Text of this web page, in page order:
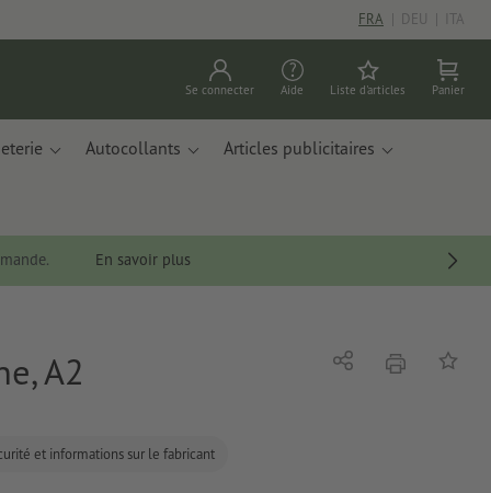
FRA | DEU | ITA
Se connecter Aide Liste d'articles Panier
Autocollants Articles publicitaires
En savoir plus
A2
et informations sur le fabricant
Partagerimprimer